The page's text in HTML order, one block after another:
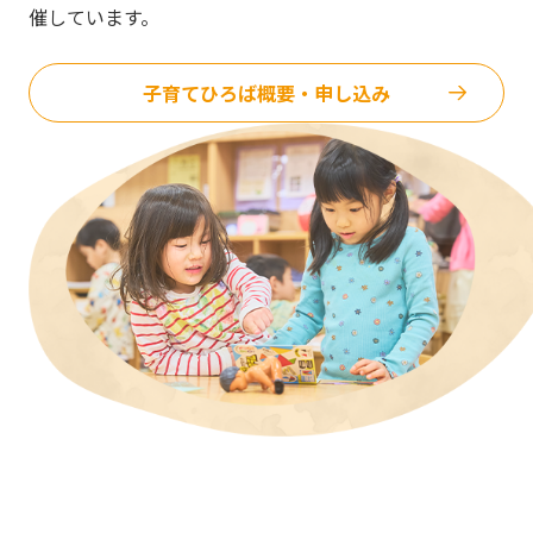
催しています。
子育てひろば概要・申し込み